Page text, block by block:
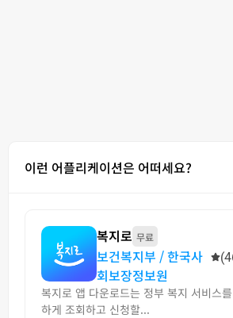
이런 어플리케이션은 어떠세요?
복지로 무료
보건복지부 / 한국사
회보장정보원
복지로 앱 다운로드는 정부 복지 서비스
하게 조회하고 신청할...